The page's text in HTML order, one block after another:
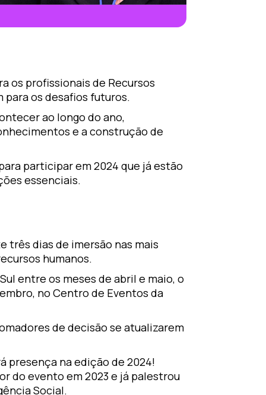
os profissionais de Recursos
para os desafios futuros.
ao longo do ano,
e a construção de
participar em 2024 que já estão
essenciais.
três dias de imersão nas mais
humanos.
entre os meses de abril e maio, o
no Centro de Eventos da
de decisão se atualizarem
presença na edição de 2024!
do evento em 2023 e já palestrou
Social.